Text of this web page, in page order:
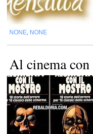
NONE NONE
Al cinema